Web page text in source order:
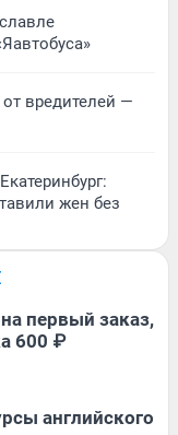
вредителей —
жен без
первый заказ,
600 ₽
английского